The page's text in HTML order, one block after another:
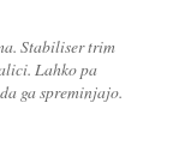
Stabiliser trim
Lahko pa
ga spreminjajo.